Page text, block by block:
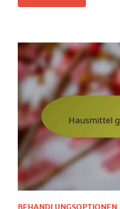
BEHANDLUNGSOPTIONEN